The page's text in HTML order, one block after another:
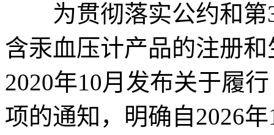
为贯彻落实公约和第
含汞血压计产品的注册
2020年10月发布关于履
项的通知，明确自2026